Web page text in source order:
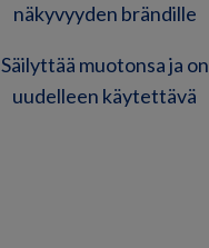
näkyvyyden brändille
Säilyttää muotonsa ja on
uudelleen käytettävä